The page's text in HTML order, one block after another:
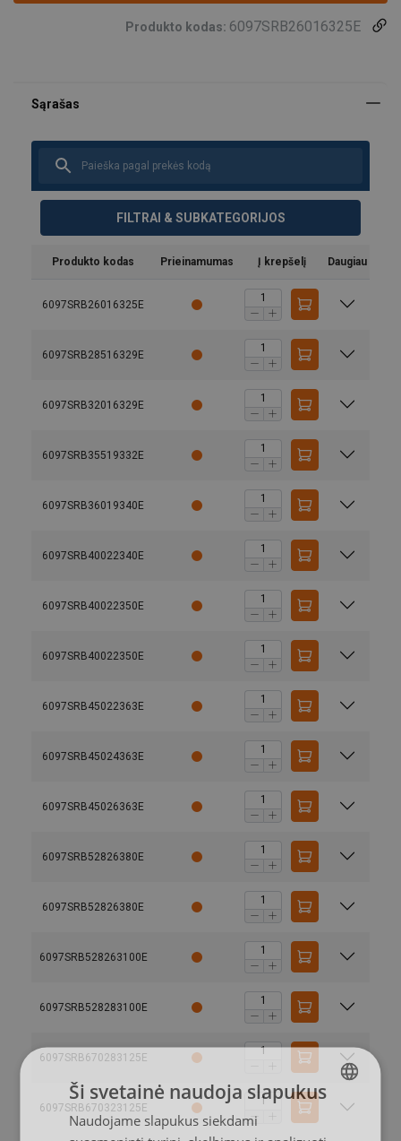
Produkto kodas: 6097SRB26016325E
FILTRAI & SUBKATEGORIJOS
Produkto kodas Prieinamumas Į krepšelį Daugiau
6097SRB26016325E
6097SRB28516329E
6097SRB32016329E
6097SRB35519332E
6097SRB36019340E
6097SRB40022340E
6097SRB40022350E
6097SRB40022350E
6097SRB45022363E
6097SRB45024363E
6097SRB45026363E
6097SRB52826380E
6097SRB52826380E
6097SRB528263100E
6097SRB528283100E
6097SRB670283125E
6097SRB670323125E
LITHUANIAN
Ši svetainė naudoja slapukus
Naudojame slapukus siekdami